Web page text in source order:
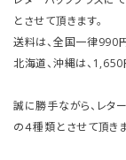
とさせて頂きます。
送料は、全国一律990
北海道、沖縄は、
誠に勝手ながら、レタ
の４種類とさせて頂きま